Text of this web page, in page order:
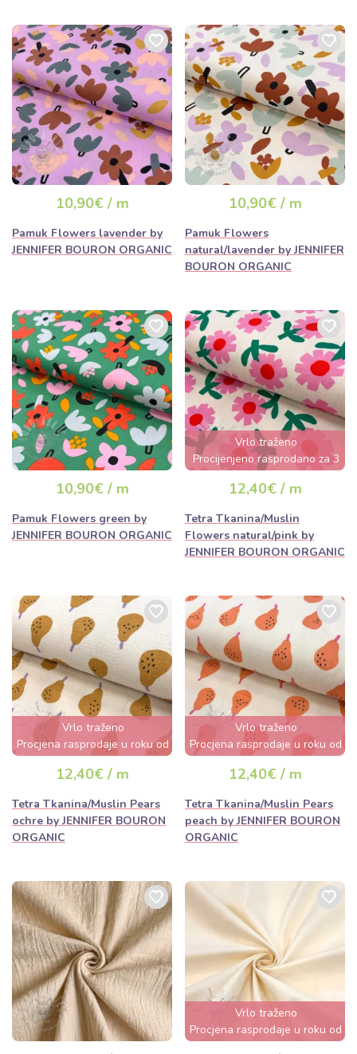
10,90€ / m
Pamuk Flowers lavender by
JENNIFER BOURON ORGANIC
10,90€ / m
Pamuk Flowers
natural/lavender by JENNIFER
BOURON ORGANIC
10,90€ / m
Pamuk Flowers green by
JENNIFER BOURON ORGANIC
Vrlo traženo
Procijenjeno rasprodano za 3
dana
12,40€ / m
Tetra Tkanina/Muslin
Flowers natural/pink by
JENNIFER BOURON ORGANIC
Vrlo traženo
Procjena rasprodaje u roku od
nekoliko sati
12,40€ / m
Tetra Tkanina/Muslin Pears
ochre by JENNIFER BOURON
ORGANIC
Vrlo traženo
Procjena rasprodaje u roku od
nekoliko sati
12,40€ / m
Tetra Tkanina/Muslin Pears
peach by JENNIFER BOURON
ORGANIC
Vrlo traženo
Procjena rasprodaje u roku od
nekoliko sati